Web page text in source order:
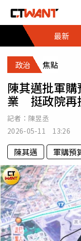
最新
政治 焦點
陳其邁批軍
業 挺政院再
記者： 陳昱丞
2026-05-11 13:26
陳其邁 軍購預